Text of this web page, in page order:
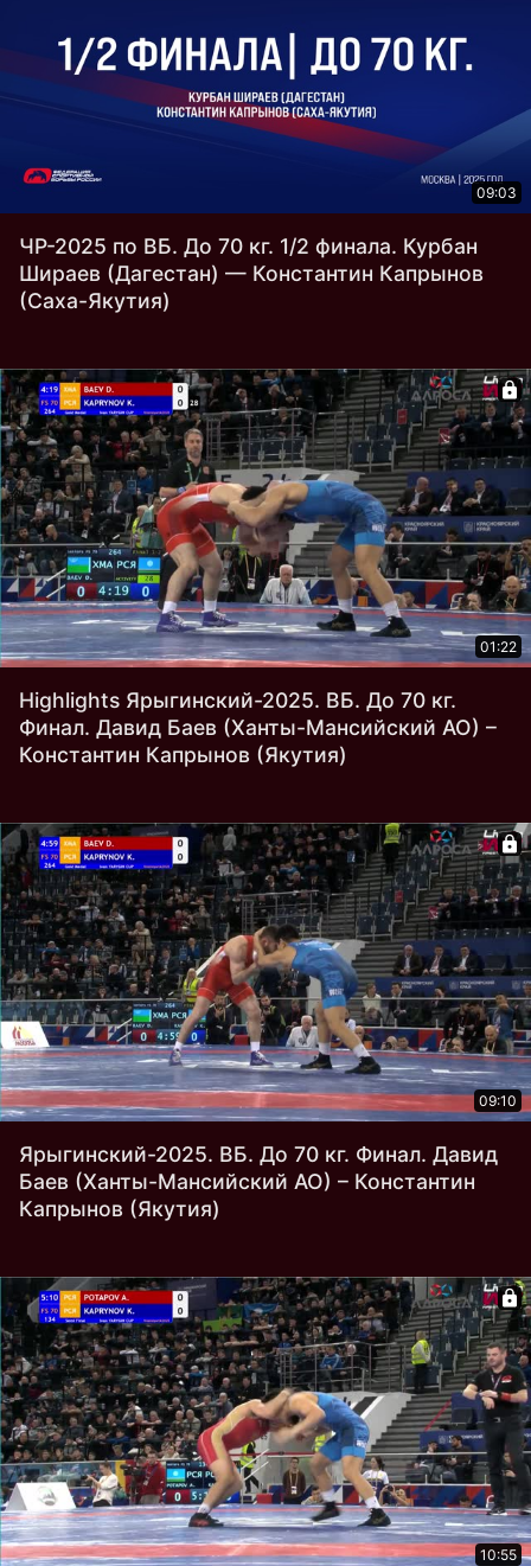
09:03
ЧР-2025 по ВБ. До 70 кг. 1/2 финала. Курбан
Шираев (Дагестан) — Константин Капрынов
(Саха-Якутия)
01:22
Highlights Ярыгинский-2025. ВБ. До 70 кг.
Финал. Давид Баев (Ханты-Мансийский АО) –
Константин Капрынов (Якутия)
09:10
Ярыгинский-2025. ВБ. До 70 кг. Финал. Давид
Баев (Ханты-Мансийский АО) – Константин
Капрынов (Якутия)
10:55